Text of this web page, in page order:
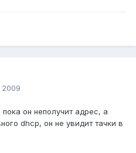
он неполучит адрес, а
dhcp, он не увидит тачки в